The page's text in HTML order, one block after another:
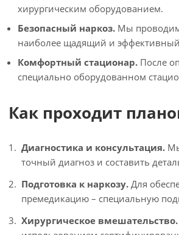
хирургическим оборудованием.
Безопасный наркоз. Мы проводим
наиболее щадящий и эффективный
Комфортный стационар. После
специально оборудованном
Как проходит
Диагностика и консультация.
точный диагноз и составить
Подготовка к наркозу. Для
премедикацию – специальную
Хирургическое вмешательство.